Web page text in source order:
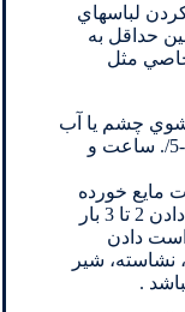
لباسهاي
حداقل به
مثل
چشم يا آب
زياد و يا سرم نرمال سالين حداقل به مدت 1-5/. ساعت و
مايع خورده
شده باشد . انجام لاواژ ( شستشوي معده ) و دادن 2 تا 3 بار
مؤثر است دادن
نشاسته، شير
.